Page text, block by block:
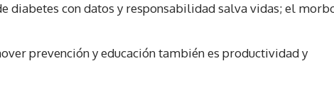
diabetes con datos y responsabilidad salva vidas; el
prevención y educación también es productividad y